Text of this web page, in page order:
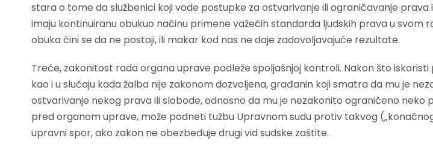
stara o tome da službenici koji vode postupke za ostvarivanje ili ograničavanje
imaju kontinuiranu obukuo načinu primene važećih standarda ljudskih prava u svom
obuka čini se da ne postoji, ili makar kod nas ne daje zadovoljavajuće rezultate.
Treće, zakonitost rada organa uprave podleže spoljašnjoj kontroli. Nakon što iskoristi
kao i u slučaju kada žalba nije zakonom dozvoljena, građanin koji smatra da mu je
ostvarivanje nekog prava ili slobode, odnosno da mu je nezakonito ograničeno neko
pred organom uprave, može podneti tužbu Upravnom sudu protiv takvog
upravni spor, ako zakon ne obezbeđuje drugi vid sudske zaštite.